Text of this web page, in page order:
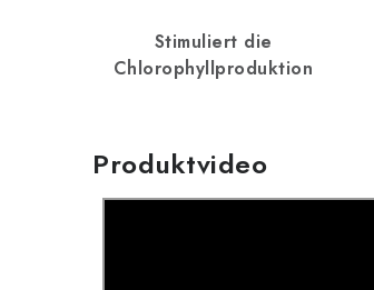
Stimuliert die
Chlorophyllproduktion
Produktvideo